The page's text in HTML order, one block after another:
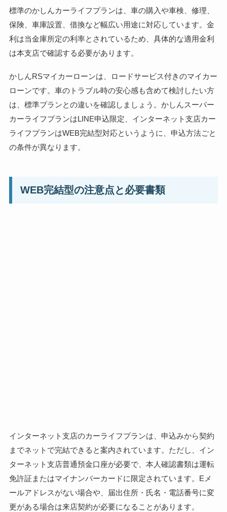
標準のかしんカーライフプランは、車の購入や車検、修理、
保険、車庫設置、借換など幅広い用途に対応しています。金
利は当金庫所定の利率とされているため、具体的な適用金利
は本支店で確認する必要があります。
かしんRSマイカーローンは、ロードサービス付きのマイカー
ローンです。車のトラブル時の安心感も含めて検討したい方
は、標準プランとの違いを確認しましょう。かしんスーパー
カーライフプランはLINE申込限定、インターネット支店カー
ライフプランはWEB完結型対応というように、申込方法ごと
の条件が異なります。
WEB完結型の注意点と必要書類
インターネット支店のカーライフプランは、申込みから契約
までネットで完結できると案内されています。ただし、イン
ターネット支店普通預金口座が必要で、本人確認書類は運転
免許証またはマイナンバーカードに限定されています。Eメ
ールアドレスがない場合や、届出住所・氏名・電話番号に変
更がある場合は来店契約が必要になることがあります。